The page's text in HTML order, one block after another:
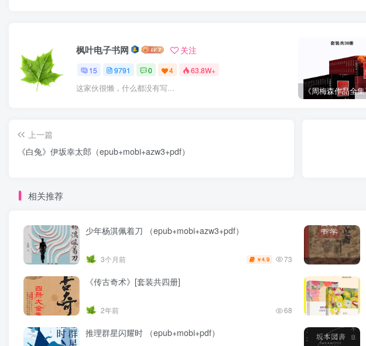
枫叶电子书网 关注
15 9791 0 4 63.8W+
这家伙很懒，什么都没有写...
上一篇
《白兔》伊坂幸太郎（epub+mobi+azw3+pdf）
相关推荐
少年杨淇佩着刀 （epub+mobi+azw3+pdf）
3个月前 ￥4.9 73
《传古奇术》[套装共四册]
2年前 68
推理群星闪耀时 （epub+mobi+pdf）